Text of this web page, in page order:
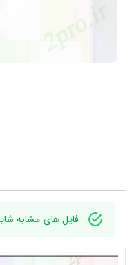
فایل های مشابه